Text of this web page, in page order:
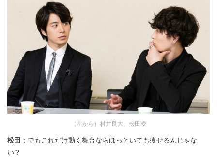
（左から）村井良大、松田凌
松田 ：でもこれだけ動く舞台ならほっといても痩せるんじゃな
い？